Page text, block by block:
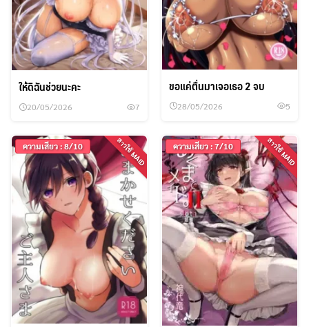
ให้ดิฉันช่วยนะคะ
20/05/2026 7
ขอแค่ตื่นมาเจอเธอ 2 จบ
28/05/2026 5
สาวใช้ MAID
ความเสียว : 8/10 สาวใช้ MAID
ความเสียว : 7/10